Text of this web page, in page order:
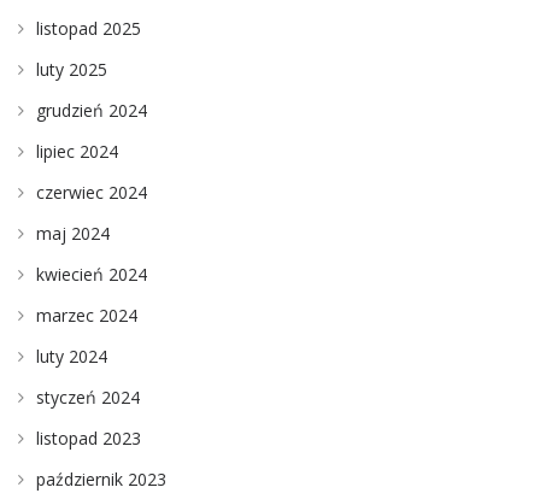
listopad 2025
luty 2025
grudzień 2024
lipiec 2024
czerwiec 2024
maj 2024
kwiecień 2024
marzec 2024
luty 2024
styczeń 2024
listopad 2023
październik 2023